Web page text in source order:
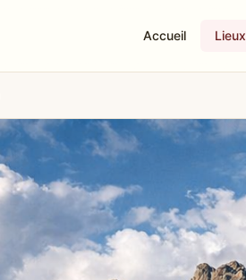
Accueil Lieux